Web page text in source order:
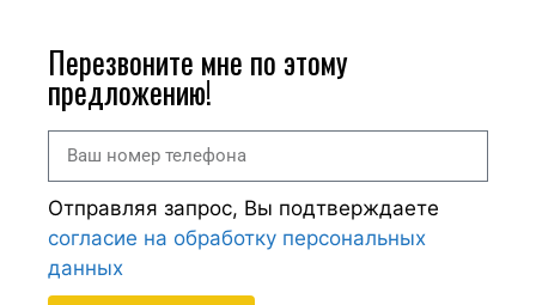
Перезвоните мне по этому
предложению!
Отправляя запрос, Вы подтверждаете
согласие на обработку персональных
данных